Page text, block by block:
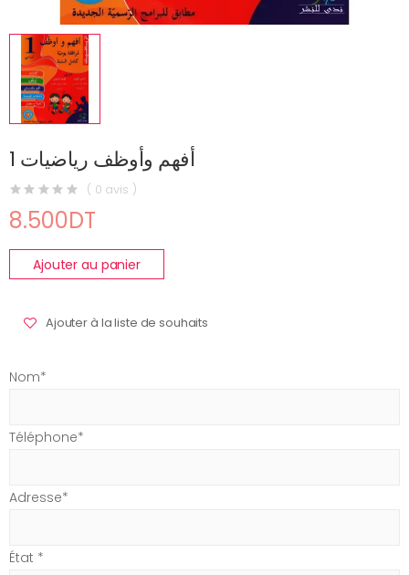
أفهم وأوظف رياضيات 1
( 0 avis )
8.500DT
Ajouter au panier
Ajouter à la liste de souhaits
Nom*
Téléphone*
Adresse*
État *